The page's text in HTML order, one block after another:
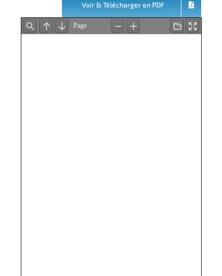
Voir & Télécharger en PDF